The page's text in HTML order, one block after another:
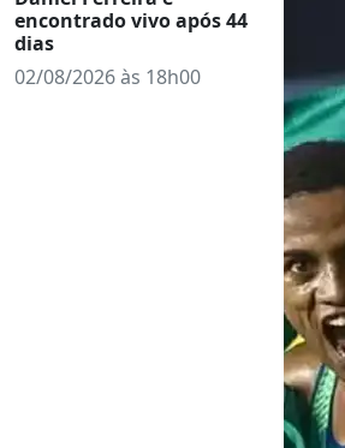
encontrado vivo após 44
dias
02/08/2026 às 18h00